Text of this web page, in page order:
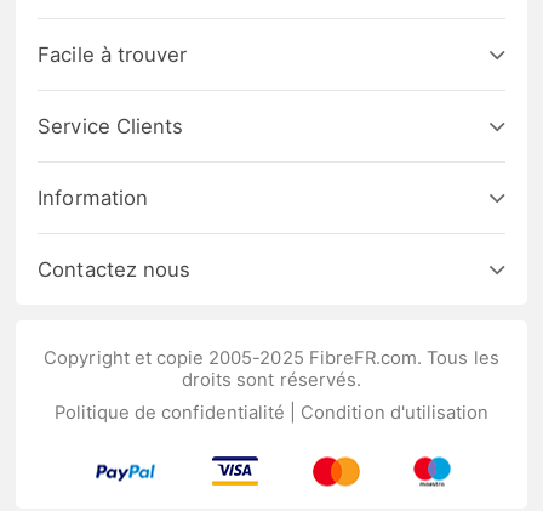
Facile à trouver
Service Clients
Information
Contactez nous
Copyright et copie 2005-2025 FibreFR.com. Tous les
droits sont réservés.
Politique de confidentialité
Condition d'utilisation